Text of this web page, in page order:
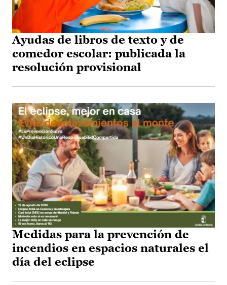
Ayudas de libros de texto y de
comedor escolar: publicada la
resolución provisional
Medidas para la prevención de
incendios en espacios naturales el
día del eclipse